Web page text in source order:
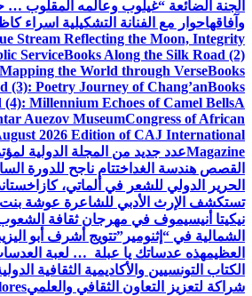
الجنة الضائعة “غيلوب وعالمه المقلوب …
وآفاقهاحوار مع الفنانة التشكيلية اسراء
Stream Reflecting the Moon, Integrity
ServiceBooks Along the Silk Road (2)
the World through VerseBooks
(3): Poetry Journey of Chang’anBooks
Millennium Echoes of Camel BellsA
Auezov MuseumCongress of African
2026 Edition of CAJ International
Magazineعدد جديد من المجلة الدولية
القصص هندسة الغد اختتام ناجح للدورة
الحرير الدولي للشعر في ألماتي، كازاخستان
تستكشف الإرث الأدبي للشاعرة عوشة بنت
نيكيتا أنيسيموف في مهرجان ثقافة الشعوب
الشمالية في “إثنومير”تتويج أشرف أبو
العظيمهذه عدساتك يا عبلة … لعبة
الكتاب التونسيين والأكاديمية الثقافية
شراكة لتعزيز التعاون الثقافي والعلمي